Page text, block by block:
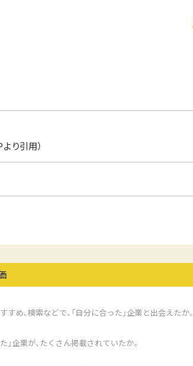
り引用）
すめ、検索などで、「自分に合った」企業と出会えたか。
」企業が、たくさん掲載されていたか。